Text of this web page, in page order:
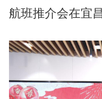
航班推介会在宜